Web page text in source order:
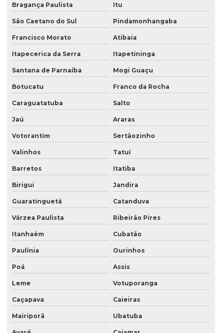
Empresa terceirização zeladoria
Empresa terceirizada de limpeza
Empresa terceirizada portaria
Empresa de zeladoria e portaria
Empresas de limpeza zeladoria
Empresas de portaria virtual
Facilities limpeza
Facilities serviços
Facilities terceirização
Facility comercial
Facility empresa de limpeza
Facility empresa terceirizada
Facility limpeza e conservação
Facility services limpeza
Facility serviços terceirizados
Bragança Paulista Itu
São Caetano do Sul Pindamonhangaba
Francisco Morato Atibaia
Itapecerica da Serra Itapetininga
Santana de Parnaíba Mogi Guaçu
Botucatu Franco da Rocha
Caraguatatuba Salto
Jaú Araras
Votorantim Sertãozinho
Valinhos Tatuí
Barretos Itatiba
Birigui Jandira
Guaratinguetá Catanduva
Várzea Paulista Ribeirão Pires
Itanhaém Cubatão
Paulínia Ourinhos
Poá Assis
Leme Votuporanga
Caçapava Caieiras
Mairiporã Ubatuba